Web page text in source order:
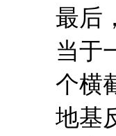
最后
当于
个横
地基